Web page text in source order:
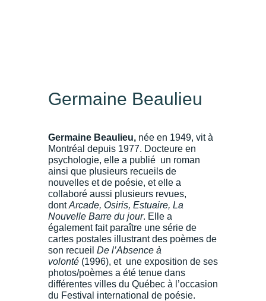
Germaine Beaulieu
Germaine Beaulieu, née en 1949, vit à
Montréal depuis 1977. Docteure en
psychologie, elle a publié un roman
ainsi que plusieurs recueils de
nouvelles et de poésie, et elle a
collaboré aussi plusieurs revues,
dontArcade, Osiris, Estuaire, La
Nouvelle Barre du jour. Elle a
également fait paraître une série de
cartes postales illustrant des poèmes de
son recueil De l’Absence à
volonté(1996), et une exposition de ses
photos/poèmes a été tenue dans
différentes villes du Québec à l’occasion
du Festival international de poésie.